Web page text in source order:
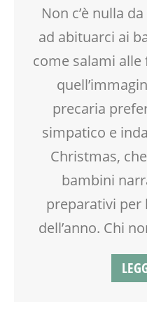
GENITORI
NATALE
TEMPO LIBERO
VIA MARTINETTI
Non c’è nulla
ad abituarci ai
come salami alle
precaria
simpatico e
Christmas,
bambini
preparativi per
dell’anno. Chi